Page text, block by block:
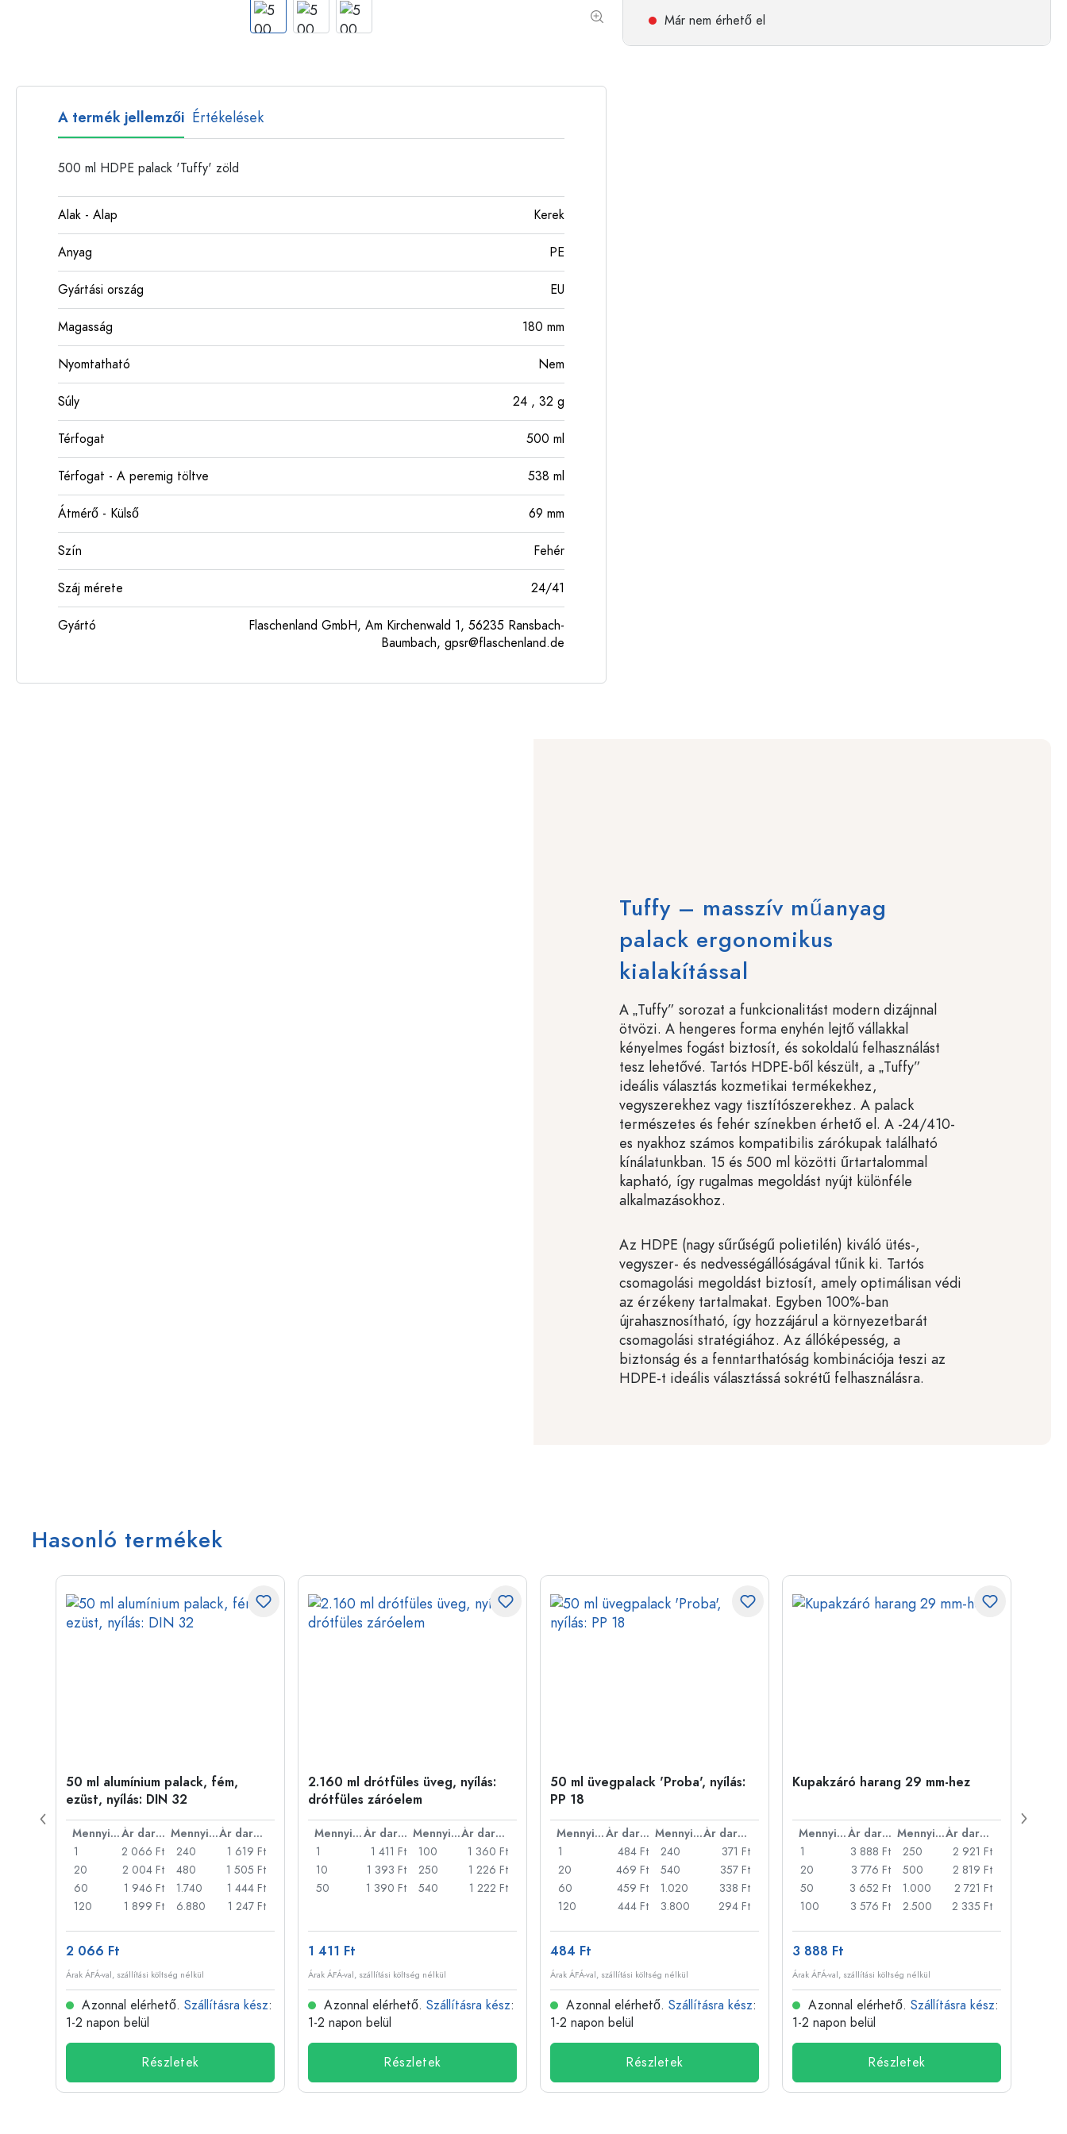
Műanyag palackok
Már nem érhető el
A termék jellemzői Értékelések
500 ml HDPE palack 'Tuffy' zöld
Alak - Alap Kerek
Anyag PE
Gyártási ország EU
Magasság 180 mm
Nyomtatható Nem
Súly 24 , 32 g
Térfogat 500 ml
Térfogat - A peremig töltve 538 ml
Átmérő - Külső 69 mm
Szín Fehér
Száj mérete 24/41
Gyártó
Flaschenland GmbH, Am Kirchenwald 1, 56235 Ransbach-
Baumbach, gpsr@flaschenland.de
Tuffy – masszív műanyag
palack ergonomikus
kialakítással
A „Tuffy” sorozat a funkcionalitást modern dizájnnal
ötvözi. A hengeres forma enyhén lejtő vállakkal
kényelmes fogást biztosít, és sokoldalú felhasználást
tesz lehetővé. Tartós HDPE-ből készült, a „Tuffy”
ideális választás kozmetikai termékekhez,
vegyszerekhez vagy tisztítószerekhez. A palack
természetes és fehér színekben érhető el. A -24/410-
es nyakhoz számos kompatibilis zárókupak található
kínálatunkban. 15 és 500 ml közötti űrtartalommal
kapható, így rugalmas megoldást nyújt különféle
alkalmazásokhoz.
Az HDPE (nagy sűrűségű polietilén) kiváló ütés-,
vegyszer- és nedvességállóságával tűnik ki. Tartós
csomagolási megoldást biztosít, amely optimálisan védi
az érzékeny tartalmakat. Egyben 100%-ban
újrahasznosítható, így hozzájárul a környezetbarát
csomagolási stratégiához. Az állóképesség, a
biztonság és a fenntarthatóság kombinációja teszi az
HDPE-t ideális választássá sokrétű felhasználásra.
Hasonló termékek
50 ml alumínium palack, fém,
ezüst, nyílás: DIN 32
Mennyiség Ár darabonként Mennyiség
Ár darabonként
1
2 066 Ft
20
2 004 Ft
60
1 946 Ft
120
1 899 Ft
240
1 619 Ft
480
1 505 Ft
1.740
1 444 Ft
6.880
1 247 Ft
2 066 Ft
Árak ÁFÁ-val, szállítási költség nélkül
Azonnal elérhető. Szállításra kész:
1-2 napon belül
Részletek
2.160 ml drótfüles üveg, nyílás:
drótfüles záróelem
Mennyiség Ár darabonként Mennyiség
Ár darabonként
1
1 411 Ft
10
1 393 Ft
50
1 390 Ft
100
1 360 Ft
250
1 226 Ft
540
1 222 Ft
1 411 Ft
Árak ÁFÁ-val, szállítási költség nélkül
Azonnal elérhető. Szállításra kész:
1-2 napon belül
Részletek
50 ml üvegpalack 'Proba', nyílás:
PP 18
Mennyiség Ár darabonként Mennyiség
Ár darabonként
1
484 Ft
20
469 Ft
60
459 Ft
120
444 Ft
240
371 Ft
540
357 Ft
1.020
338 Ft
3.800
294 Ft
484 Ft
Árak ÁFÁ-val, szállítási költség nélkül
Azonnal elérhető. Szállításra kész:
1-2 napon belül
Részletek
Kupakzáró harang 29 mm-hez
Mennyiség Ár darabonként Mennyiség
Ár darabonként
1
3 888 Ft
20
3 776 Ft
50
3 652 Ft
100
3 576 Ft
250
2 921 Ft
500
2 819 Ft
1.000
2 721 Ft
2.500
2 335 Ft
3 888 Ft
Árak ÁFÁ-val, szállítási költség nélkül
Azonnal elérhető. Szállításra kész:
1-2 napon belül
Részletek